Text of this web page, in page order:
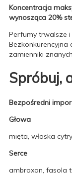
Koncentracja
wynosząca 20%
Perfumy trwalsze i
Bezkonkurencyjna
zamienniki
Spróbuj,
Bezpośredni
Głowa
mięta, włoska
Serce
ambroxan, fasola